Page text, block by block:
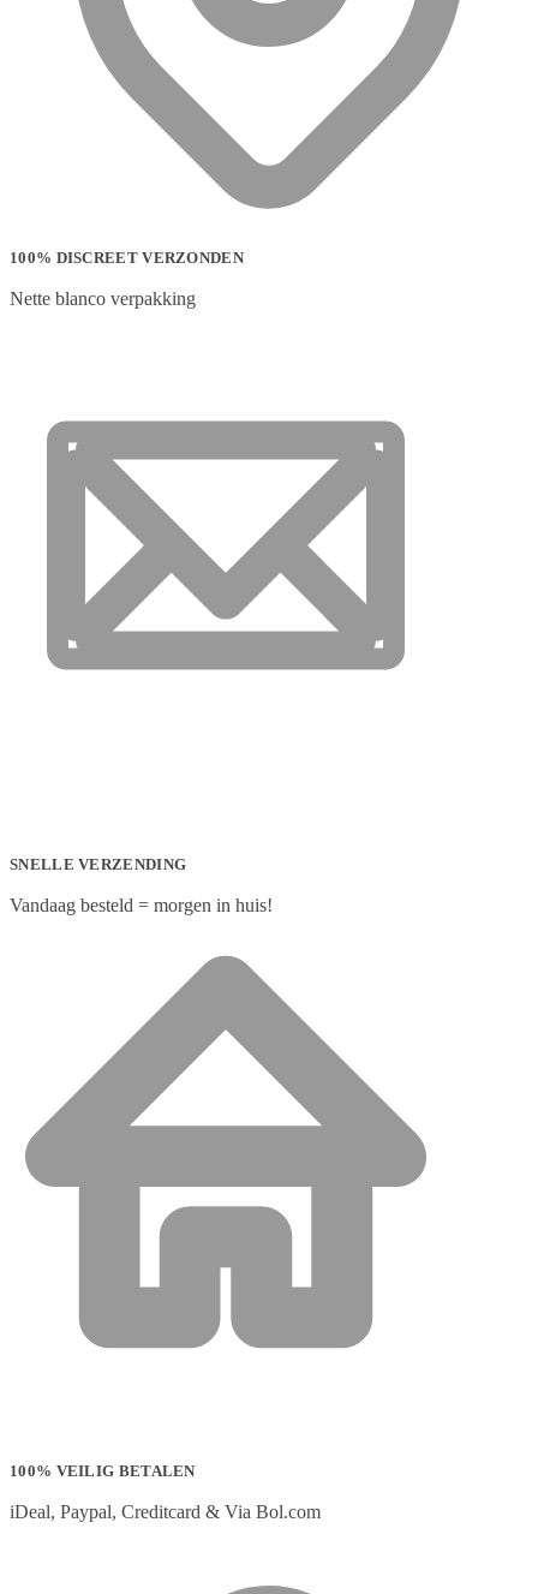
100% DISCREET VERZONDEN
Nette blanco verpakking
SNELLE VERZENDING
Vandaag besteld = morgen in huis!
100% VEILIG BETALEN
iDeal, Paypal, Creditcard & Via Bol.com